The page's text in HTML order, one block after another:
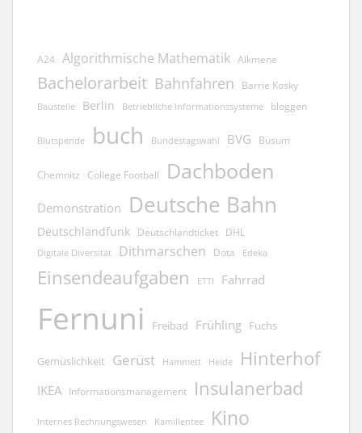
A24 Algorithmische Mathematik Alkmene
Bachelorarbeit Bahnfahren Barrie Kosky
Baustelle Berlin Betriebliche Informationssysteme bloggen
Blutspende buch Bundestagswahl BVG Büsum
Chemnitz College Football Dachboden
Demonstration Deutsche Bahn
Deutschlandfunk Deutschlandticket DHL
Digitale Diversität Dithmarschen Dota Edeka
Einsendeaufgaben ETTI Fahrrad
Fernuni Freibad Frühling Fuchs
Gemüslichkeit Gerüst Hammett Heide Hinterhof
IKEA Informationsmanagement Insulanerbad
Internes Rechnungswesen Kamillentee Kino